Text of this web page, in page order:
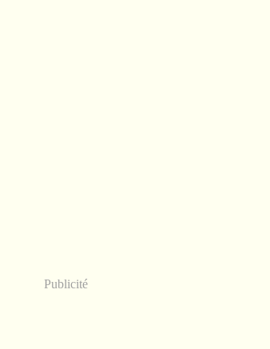
Publicité